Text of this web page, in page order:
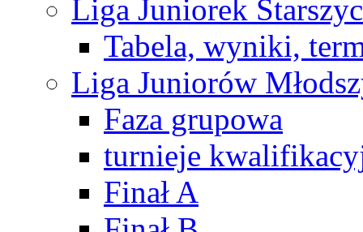
Liga Juniorek
Tabela, wyniki,
Liga Juniorów
Faza grupowa
turnieje
Finał A